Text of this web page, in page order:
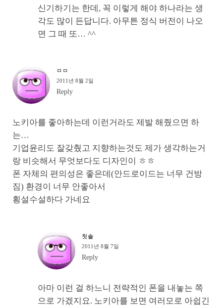
신기하기는 한데, 꼭 이렇게 해야 하나라는 생
각도 많이 든답니다. 아무튼 정식 버전이 나오
면 그 때 또… ^^
ㅁㅁ
2011년 8월 2일
Reply
노키아를 좋아하는데 이런거라도 제발 해줬으면 하
는…
기업윤리도 잘갖췄고 지향하는것도 제가 생각하는거
랑 비슷해서 무엇보다도 디자인이 ㅎㅎ
폰 자체의 편의성은 좋은데(안드로이드는 너무 건방
짐) 환경이 너무 안좋아서
횡설수설하다 가네요
칫솔
2011년 8월 7일
Reply
아마 이런 걸 하느니 전략적인 폰을 내놓는 쪽
으로 가겠지요. 노키아를 보면 여러모로 아쉽긴